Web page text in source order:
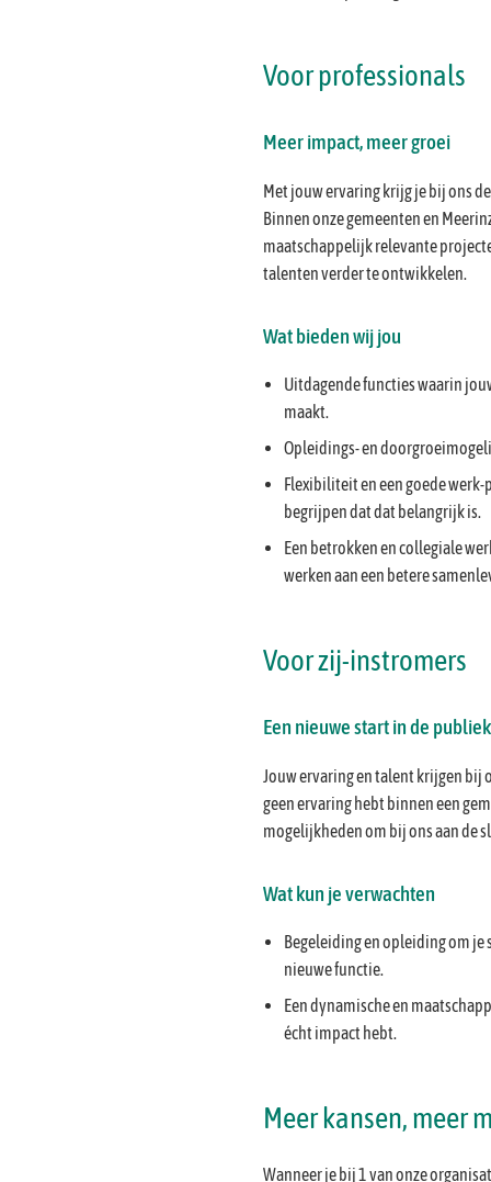
Voor professionals
Meer impact, meer groei
Met jouw ervaring krijg je bij ons
Binnen onze gemeenten en
maatschappelijk relevante
talenten verder te ontwikkelen.
Wat bieden wij jou
Uitdagende functies waarin
maakt.
Opleidings- en
Flexibiliteit en een goede
begrijpen dat dat belangrijk is.
Een betrokken en collegiale
werken aan een betere
Voor zij-instromers
Een nieuwe start in de
Jouw ervaring en talent krijgen bij
geen ervaring hebt binnen een
mogelijkheden om bij ons aan de
Wat kun je verwachten
Begeleiding en opleiding om je
nieuwe functie.
Een dynamische en
écht impact hebt.
Meer kansen, meer
Wanneer je bij 1 van onze